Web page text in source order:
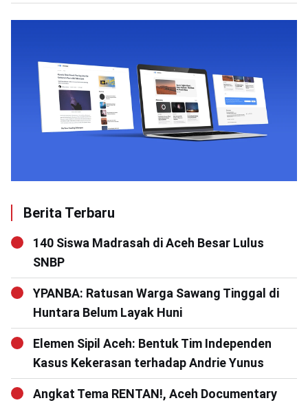
Berita Terbaru
140 Siswa Madrasah di Aceh Besar Lulus
SNBP
YPANBA: Ratusan Warga Sawang Tinggal di
Huntara Belum Layak Huni
Elemen Sipil Aceh: Bentuk Tim Independen
Kasus Kekerasan terhadap Andrie Yunus
Angkat Tema RENTAN!, Aceh Documentary